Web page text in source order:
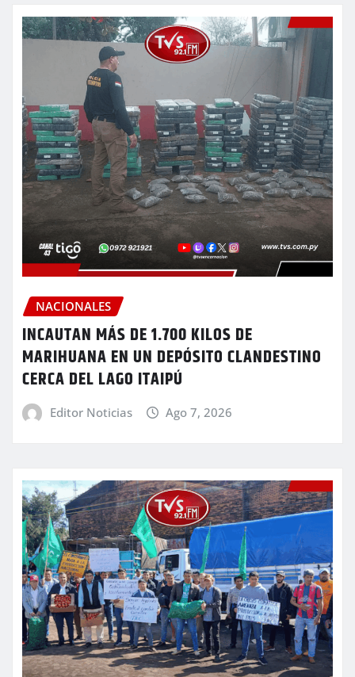
NACIONALES
INCAUTAN MÁS DE 1.700 KILOS DE
MARIHUANA EN UN DEPÓSITO CLANDESTINO
CERCA DEL LAGO ITAIPÚ
Editor Noticias Ago 7, 2026